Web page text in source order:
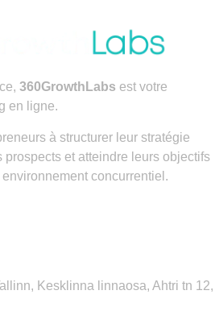
basées sur la data pour booster
PLUS
360GrowthLabs est votre
en ligne.
à structurer leur stratégie
prospects et atteindre leurs objectifs
concurrentiel.
Kesklinna linnaosa, Ahtri tn 12,